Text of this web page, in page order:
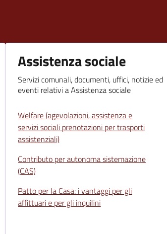
Assistenza sociale
Servizi comunali, documenti, uffici, notizie ed
eventi relativi a Assistenza sociale
Welfare (agevolazioni, assistenza e
servizi sociali prenotazioni per trasporti
assistenziali)
Contributo per autonoma sistemazione
(CAS)
Patto per la Casa: i vantaggi per gli
affittuari e per gli inquilini